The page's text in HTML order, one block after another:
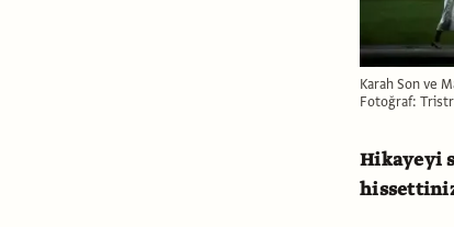
Karah Son ve
Fotoğraf:
Hikayeyi